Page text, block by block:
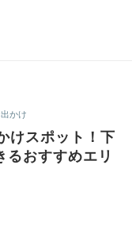
かけ
けスポット！下
るおすすめエリ